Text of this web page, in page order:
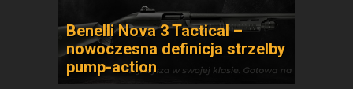
Benelli Nova 3 Tactical –
nowoczesna definicja strzelby
pump-action